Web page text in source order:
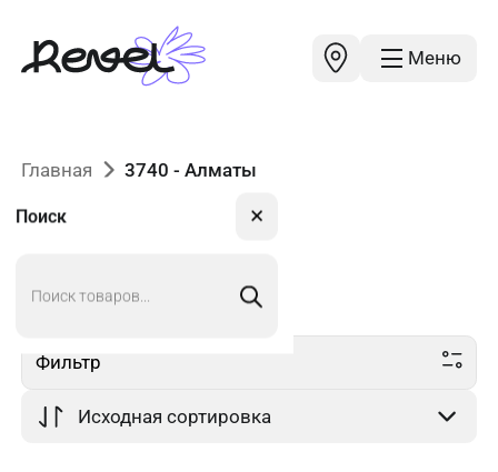
Меню
Поиск ✕
Главная 3740 - Алматы
3740в Алматы
Фильтр